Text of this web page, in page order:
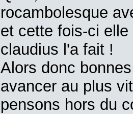
rocambolesque
et cette fois-ci
claudius l'a fait !
Alors donc
avancer au plus
pensons hors du